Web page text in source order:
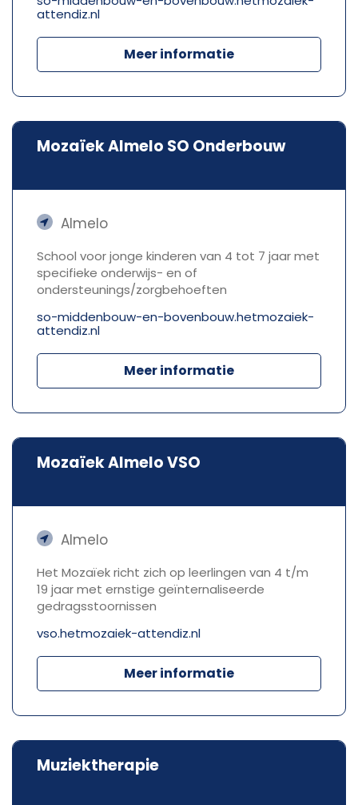
attendiz.nl
Meer informatie
Mozaïek Almelo SO Onderbouw
Almelo
School voor jonge kinderen van 4 tot 7 jaar met
specifieke onderwijs- en of
ondersteunings/zorgbehoeften
so-middenbouw-en-bovenbouw.hetmozaiek-
attendiz.nl
Meer informatie
Mozaïek Almelo VSO
Almelo
Het Mozaïek richt zich op leerlingen van 4 t/m
19 jaar met ernstige geïnternaliseerde
gedragsstoornissen
vso.hetmozaiek-attendiz.nl
Meer informatie
Muziektherapie